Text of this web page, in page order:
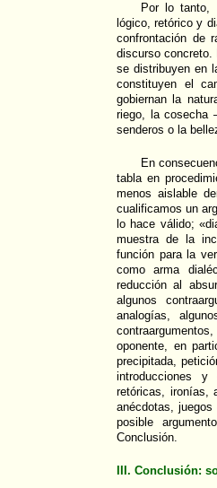
Por lo tanto,
lógico, retórico y
confrontación de
discurso concreto.
se distribuyen en
constituyen el
gobiernan la
riego, la cosecha
senderos o la
En
tabla en
menos aislable
cualificamos un
lo hace válido;
muestra de la
función para la
como arma
reducción al
algunos
analogías,
oponente, en
precipitada,
introducciones y
retóricas, ironías,
anécdotas,
posible
Conclusión.
III. Conclusión: